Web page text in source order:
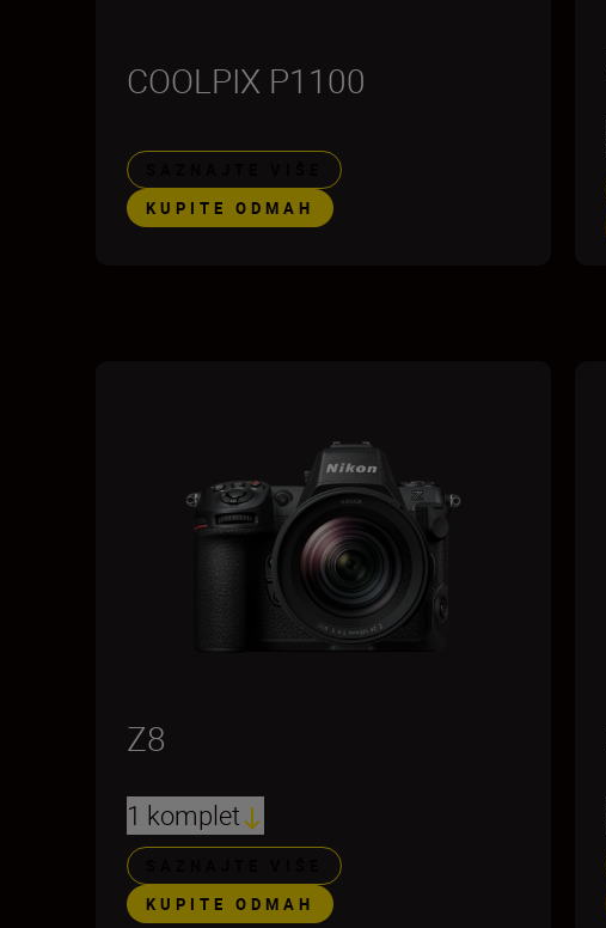
COOLPIX P1100
KUPITE ODMAH
Z8
1 komplet
KUPITE ODMAH